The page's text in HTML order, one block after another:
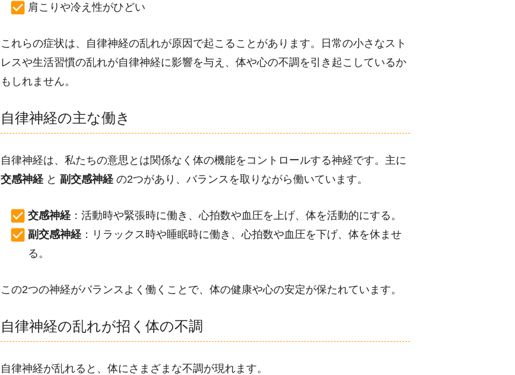
肩こりや冷え性がひどい
これらの症状は、自律神経の乱れが原因で起こることがあります。日常の小さなスト
レスや生活習慣の乱れが自律神経に影響を与え、体や心の不調を引き起こしているか
もしれません。
自律神経の主な働き
自律神経は、私たちの意思とは関係なく体の機能をコントロールする神経です。主に
交感神経 と 副交感神経 の2つがあり、バランスを取りながら働いています。
交感神経 ：活動時や緊張時に働き、心拍数や血圧を上げ、体を活動的にする。
副交感神経 ：リラックス時や睡眠時に働き、心拍数や血圧を下げ、体を休ませ
る。
この2つの神経がバランスよく働くことで、体の健康や心の安定が保たれています。
自律神経の乱れが招く体の不調
自律神経が乱れると、体にさまざまな不調が現れます。